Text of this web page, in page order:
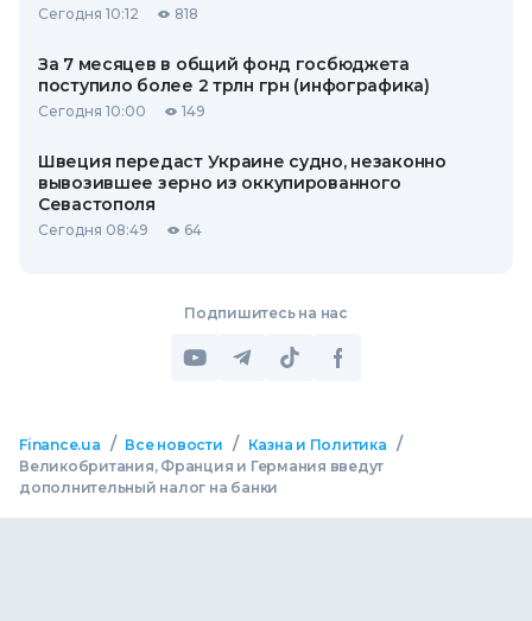
Сегодня 10:12 818
За 7 месяцев в общий фонд госбюджета
поступило более 2 трлн грн (инфографика)
Сегодня 10:00 149
Швеция передаст Украине судно, незаконно
вывозившее зерно из оккупированного
Севастополя
Сегодня 08:49 64
Подпишитесь на нас
Finance.ua / Все новости / Казна и Политика /
Великобритания, Франция и Германия введут
дополнительный налог на банки